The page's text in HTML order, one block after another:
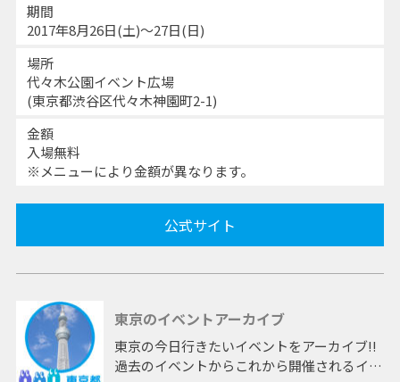
期間
2017年8月26日(土)～27日(日)
場所
代々木公園イベント広場
(東京都渋谷区代々木神園町2-1)
金額
入場無料
※メニューにより金額が異なります。
公式サイト
東京のイベントアーカイブ
東京の今日行きたいイベントをアーカイブ!!
過去のイベントからこれから開催されるイベ